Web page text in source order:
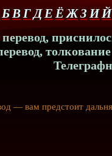
БВГДЕ Ё ЖЗ ИЙ
— вам предстоит